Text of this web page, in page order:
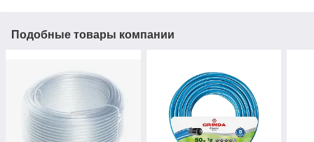
Подобные товары компании